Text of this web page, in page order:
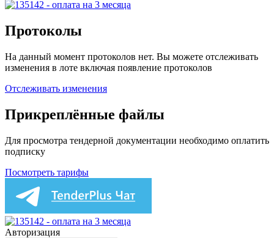
Протоколы
На данный момент протоколов нет. Вы можете отслеживать
изменения в лоте включая появление протоколов
Отслеживать изменения
Прикреплённые файлы
Для просмотра тендерной документации необходимо оплатить
подписку
Посмотреть тарифы
Авторизация